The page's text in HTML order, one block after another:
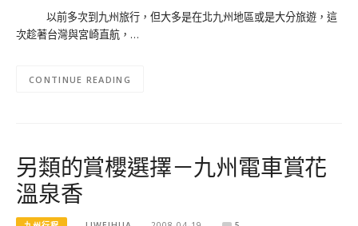
以前多次到九州旅行，但大多是在北九州地區或是大分旅遊，這
次趁著台灣與宮崎直航，…
CONTINUE READING
另類的賞櫻選擇－九州電車賞花
溫泉香